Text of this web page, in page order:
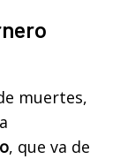
muertes,
, que va de